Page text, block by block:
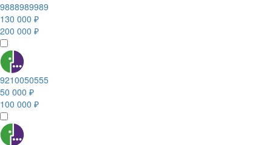
9888989989
130 000 ₽
200 000 ₽
9210050555
50 000 ₽
100 000 ₽